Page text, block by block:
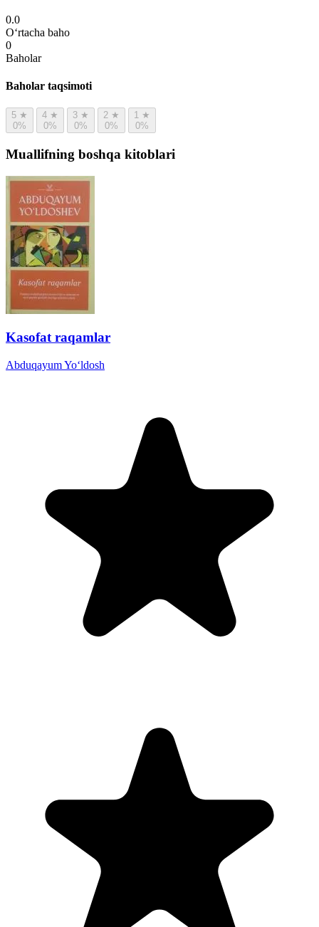
0.0
O‘rtacha baho
0
Baholar
Baholar taqsimoti
5 ★
0%
4 ★
0%
3 ★
0%
2 ★
0%
1 ★
0%
Muallifning boshqa kitoblari
Kasofat raqamlar
Abduqayum Yo‘ldosh